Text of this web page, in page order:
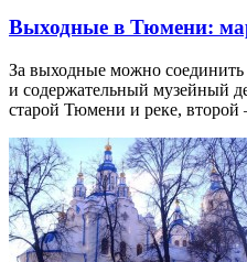
Выходные в Тюмени:
За выходные можно
и содержательный музейный
старой Тюмени и реке,